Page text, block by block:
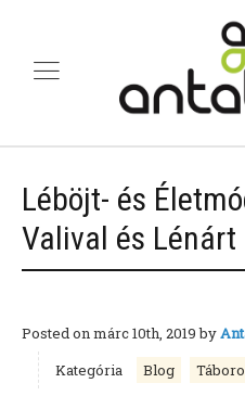
Léböjt- és
Valival és
Posted onmárc 10th, 2019 by
Kategória
Blog